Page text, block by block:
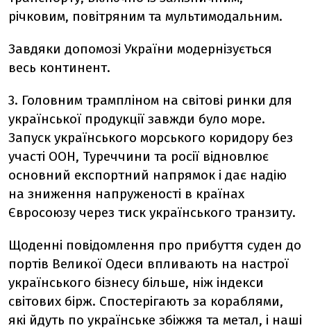
річковим, повітряним та мультимодальним.
Завдяки допомозі України модернізується
весь континент.
3. Головним трампліном на світові ринки для
української продукції завжди було море.
Запуск українського морського коридору без
участі ООН, Туреччини та росії відновлює
основний експортний напрямок і дає надію
на зниження напруженості в країнах
Євросоюзу через тиск українського транзиту.
Щоденні повідомлення про прибуття суден до
портів Великої Одеси впливають на настрої
українського бізнесу більше, ніж індекси
світових бірж. Спостерігають за кораблями,
які йдуть по українське збіжжя та метал, і наші